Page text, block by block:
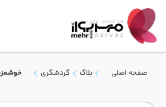
صفحه اصلی بلاگ گردشگری